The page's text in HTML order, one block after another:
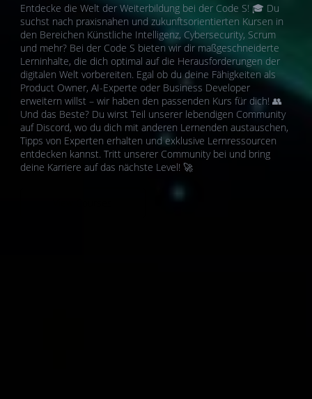
Entdecke die Welt der Weiterbildung bei der Code S! 🎓 Du
suchst nach praxisnahen und zukunftsorientierten Kursen in
den Bereichen Künstliche Intelligenz, Cybersecurity, Scrum
und mehr? Bei der Code S bieten wir dir maßgeschneiderte
Lerninhalte, die dich optimal auf die Herausforderungen der
digitalen Welt vorbereiten. Egal ob du deine Fähigkeiten als
Product Owner, AI-Experte oder Business Developer
erweitern willst – wir haben den passenden Kurs für dich! 👥
Und das Beste? Du wirst Teil unserer lebendigen Community
auf Discord, wo du dich mit anderen Lernenden austauschen,
Tipps von Experten erhalten und exklusive Lernressourcen
entdecken kannst. Tritt unserer Community bei und bring
deine Karriere auf das nächste Level! 🚀